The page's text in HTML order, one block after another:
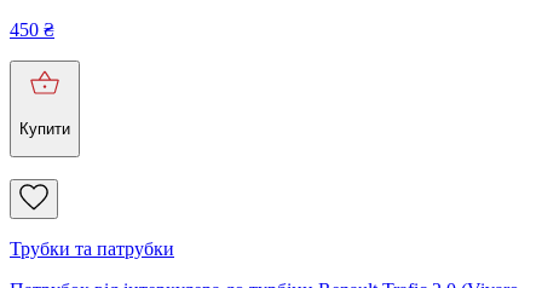
450 ₴
Купити
Трубки та патрубки